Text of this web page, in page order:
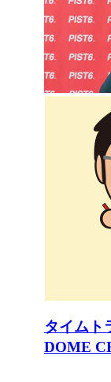
タイムト
DOME